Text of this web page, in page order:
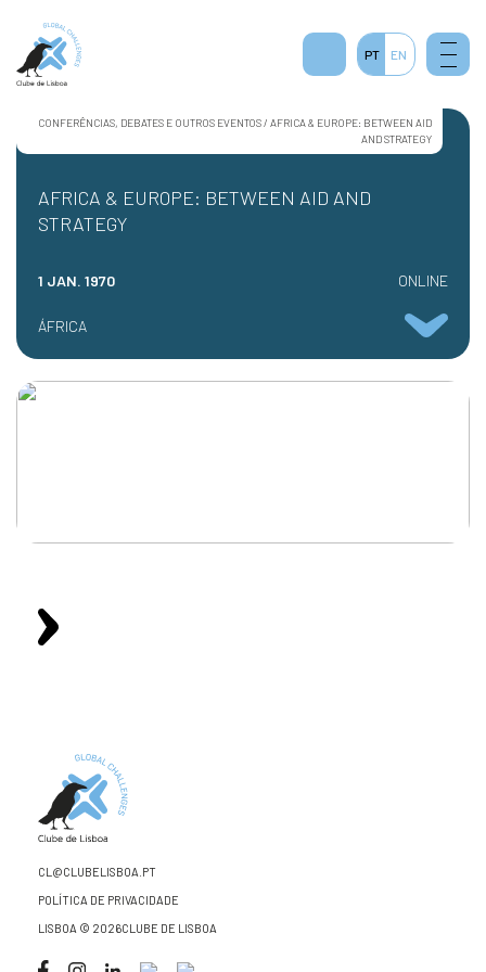
CONFERÊNCIAS, DEBATES E OUTROS EVENTOS / AFRICA & EUROPE: BETWEEN AID
AND STRATEGY
AFRICA & EUROPE: BETWEEN AID AND
STRATEGY
1 JAN. 1970 ONLINE
ÁFRICA
CL@CLUBELISBOA.PT
POLÍTICA DE PRIVACIDADE
LISBOA © 2026CLUBE DE LISBOA
PT EN